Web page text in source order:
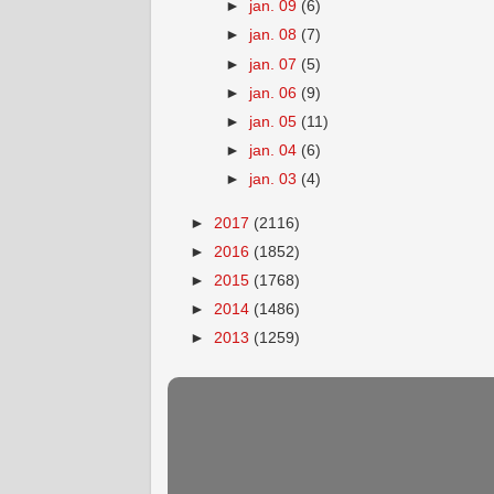
► jan. 09 (6)
► jan. 08 (7)
► jan. 07 (5)
► jan. 06 (9)
► jan. 05 (11)
► jan. 04 (6)
► jan. 03 (4)
► 2017 (2116)
► 2016 (1852)
► 2015 (1768)
► 2014 (1486)
► 2013 (1259)